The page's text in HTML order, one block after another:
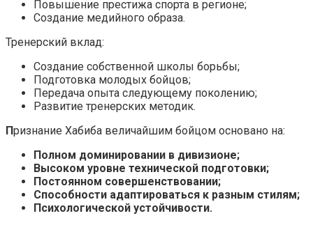
Повышение престижа спорта в регионе;
Создание медийного образа.
Тренерский вклад:
Создание собственной школы борьбы;
Подготовка молодых бойцов;
Передача опыта следующему поколению;
Развитие тренерских методик.
Признание Хабиба величайшим бойцом основано на:
Полном доминировании в дивизионе;
Высоком уровне технической подготовки;
Постоянном совершенствовании;
Способности адаптироваться к разным стилям;
Психологической устойчивости.